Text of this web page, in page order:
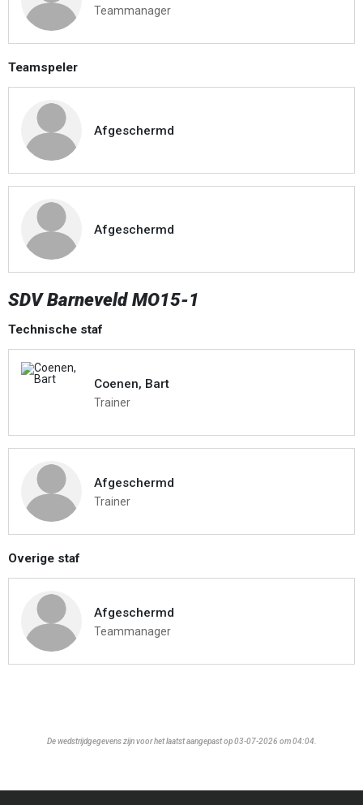
Teammanager
Teamspeler
Afgeschermd
Afgeschermd
SDV Barneveld MO15-1
Technische staf
Coenen, Bart
Trainer
Afgeschermd
Trainer
Overige staf
Afgeschermd
Teammanager
De wedstrijdgegevens zijn voor het laatst aangepast op 03-07-2026 om 04:04.